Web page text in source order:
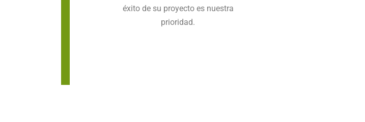
éxito de su proyecto es nuestra
prioridad.